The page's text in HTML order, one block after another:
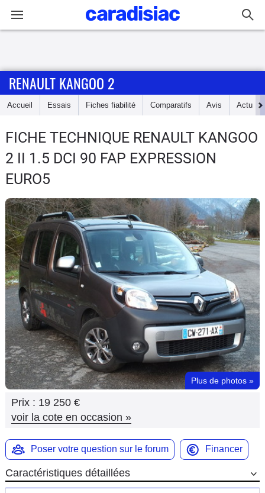
Accueil
Essais
Guide
d'achat
Electriques
Utilitaires
Flottes
Auto
Services
Forum
Moto
Marques
RENAULT KANGOO 2
Accueil Essais Fiches fiabilité Comparatifs Avis Actu
FICHE TECHNIQUE RENAULT KANGOO
2 II 1.5 DCI 90 FAP EXPRESSION
EURO5
Plus de photos »
Prix : 19 250 €
voir la cote en occasion »
Poser votre question sur le forum Financer
Caractéristiques détaillées